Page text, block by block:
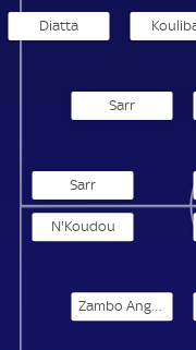
Diatta
Sarr
Sarr
Zambo Anguissa
N'Koudou